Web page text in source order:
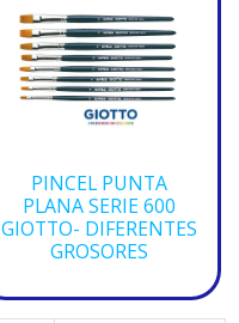
PINCEL PUNTA
PLANA SERIE 600
GIOTTO- DIFERENTES
GROSORES